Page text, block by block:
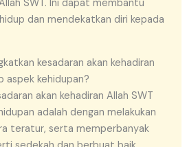
SWT. Ini dapat membantu
dan mendekatkan diri kepada
kesadaran akan kehadiran
aspek kehidupan?
akan kehadiran Allah SWT
adalah dengan melakukan
teratur, serta memperbanyak